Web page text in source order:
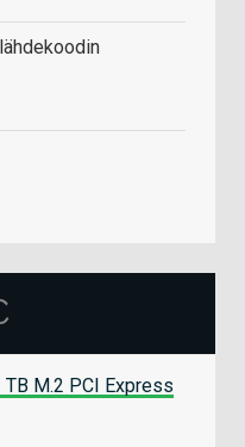
M.2 PCI Express